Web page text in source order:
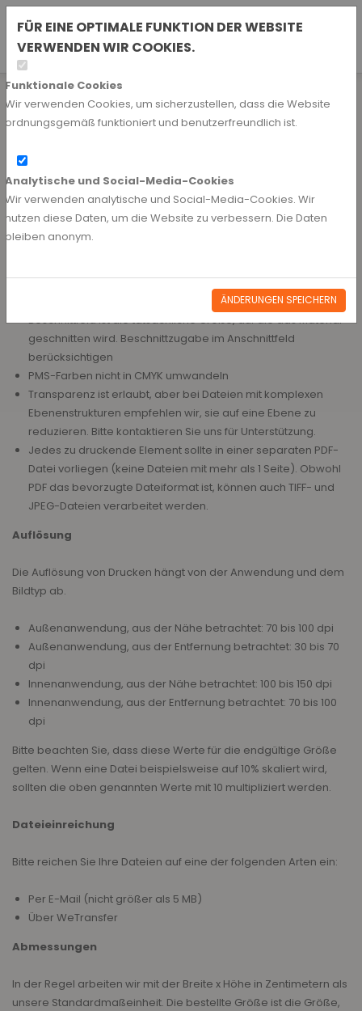
EIN KONTO ANFORDERN
Nederlands
Lieferangaben
Dateiformat
Bevorzugt verarbeiten wir Ihre Dokumente als PDF-Dateien
(Version 1.4 oder höher).
Kein Überdruck
Formate um 10 % skalieren, wenn sie größer als 5 Meter sind
eingebettet werden
Nettoabmessungen im Beschnittfeld angeben. Das
Beschnittfeld ist die tatsächliche Größe, auf die das Material
geschnitten wird. Beschnittzugabe im Anschnittfeld
berücksichtigen
PMS-Farben nicht in CMYK umwandeln
Transparenz ist erlaubt, aber bei Dateien mit komplexen
Ebenenstrukturen empfehlen wir, sie auf eine Ebene zu
reduzieren. Bitte kontaktieren Sie uns für Unterstützung.
Jedes zu druckende Element sollte in einer separaten PDF-
Datei vorliegen (keine Dateien mit mehr als 1 Seite). Obwohl
PDF das bevorzugte Dateiformat ist, können auch TIFF- und
JPEG-Dateien verarbeitet werden.
Auflösung
Die Auflösung von Drucken hängt von der Anwendung und dem
Bildtyp ab.
Außenanwendung, aus der Nähe betrachtet: 70 bis 100 dpi
Außenanwendung, aus der Entfernung betrachtet: 30 bis 70
dpi
Innenanwendung, aus der Nähe betrachtet: 100 bis 150 dpi
Innenanwendung, aus der Entfernung betrachtet: 70 bis 100
dpi
Bitte beachten Sie, dass diese Werte für die endgültige Größe
gelten. Wenn eine Datei beispielsweise auf 10% skaliert wird,
sollten die oben genannten Werte mit 10 multipliziert werden.
Dateieinreichung
Bitte reichen Sie Ihre Dateien auf eine der folgenden Arten ein:
Per E-Mail (nicht größer als 5 MB)
Über WeTransfer
Abmessungen
In der Regel arbeiten wir mit der Breite x Höhe in Zentimetern als
unsere Standardmaßeinheit. Die bestellte Größe ist die Größe,
FÜR EINE OPTIMALE FUNKTION DER WEBSITE
VERWENDEN WIR COOKIES.
Funktionale Cookies
Wir verwenden Cookies, um sicherzustellen, dass die Website
ordnungsgemäß funktioniert und benutzerfreundlich ist.
Analytische und Social-Media-Cookies
Wir verwenden analytische und Social-Media-Cookies. Wir
nutzen diese Daten, um die Website zu verbessern. Die Daten
bleiben anonym.
ÄNDERUNGEN SPEICHERN